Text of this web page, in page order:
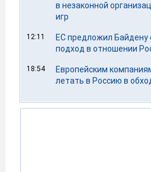
в незаконной
игр
12:11
ЕС предложил Байдену
подход в отношении
18:54
Европейским
летать в Россию в